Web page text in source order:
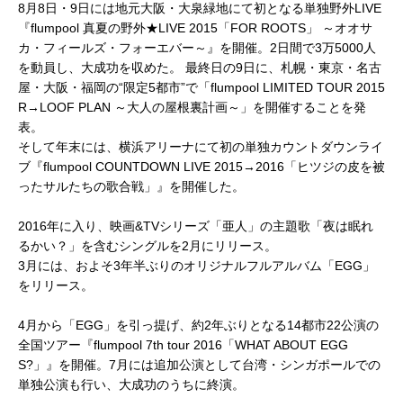
8月8日・9日には地元大阪・大泉緑地にて初となる単独野外LIVE
『flumpool 真夏の野外★LIVE 2015「FOR ROOTS」 ～オオサ
カ・フィールズ・フォーエバー～』を開催。2日間で3万5000人
を動員し、大成功を収めた。 最終日の9日に、札幌・東京・名古
屋・大阪・福岡の“限定5都市”で「flumpool LIMITED TOUR 2015
R→LOOF PLAN ～大人の屋根裏計画～」を開催することを発
表。
そして年末には、横浜アリーナにて初の単独カウントダウンライ
ブ『flumpool COUNTDOWN LIVE 2015→2016「ヒツジの皮を被
ったサルたちの歌合戦」』を開催した。
2016年に入り、映画&TVシリーズ「亜人」の主題歌「夜は眠れ
るかい？」を含むシングルを2月にリリース。
3月には、およそ3年半ぶりのオリジナルフルアルバム「EGG」
をリリース。
4月から「EGG」を引っ提げ、約2年ぶりとなる14都市22公演の
全国ツアー『flumpool 7th tour 2016「WHAT ABOUT EGG
S?」』を開催。7月には追加公演として台湾・シンガポールでの
単独公演も行い、大成功のうちに終演。